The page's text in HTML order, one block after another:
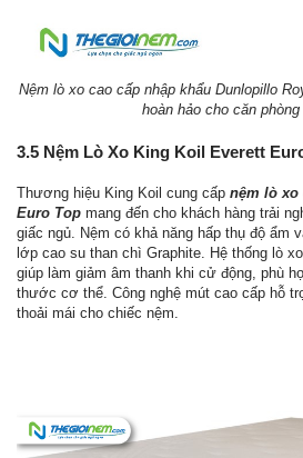
Nệm lò xo cao cấp nhập khẩu Dunlopillo
hoàn hảo cho căn
3.5 Nệm Lò Xo King Koil Everett
Thương hiệu King Koil cung cấp nệm lò xo
Euro Top mang đến cho khách hàng trải
giấc ngủ. Nệm có khả năng hấp thụ độ ẩm
lớp cao su than chì Graphite. Hệ thống lò
giúp làm giảm âm thanh khi cử động, phù
thước cơ thể. Công nghệ mút cao cấp hỗ
thoải mái cho chiếc nệm.